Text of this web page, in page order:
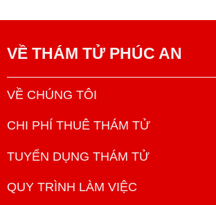
VỀ THÁM TỬ PHÚC AN
VỀ CHÚNG TÔI
CHI PHÍ THUÊ THÁM TỬ
TUYỂN DỤNG THÁM TỬ
QUY TRÌNH LÀM VIỆC